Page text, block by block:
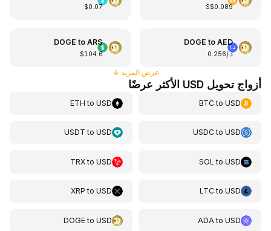
S$0.089
$0.07
DOGE toAED
د.إ0.256
DOGE toARS
$104.6
عرض المزيد ↓
أزواج تحويل USD الأكثر عرضًا
BTCtoUSD
ETH toUSD
USDCtoUSD
USDT toUSD
SOL toUSD
TRXtoUSD
LTCtoUSD
XRP toUSD
ADA toUSD
DOGEtoUSD